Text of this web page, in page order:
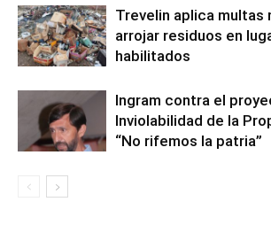
Trevelin aplica multas
arrojar residuos en
habilitados
Ingram contra el
Inviolabilidad de la
“No rifemos la patria”